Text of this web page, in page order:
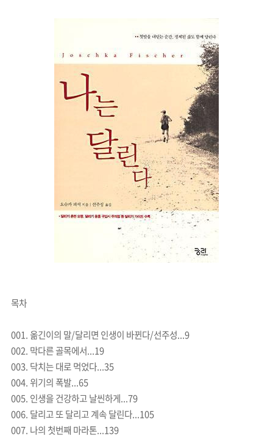
목차
001. 옮긴이의 말/달리면 인생이 바뀐다/선주성...9
002. 막다른 골목에서...19
003. 닥치는 대로 먹었다...35
004. 위기의 폭발...65
005. 인생을 건강하고 날씬하게...79
006. 달리고 또 달리고 계속 달린다...105
007. 나의 첫번째 마라톤...139